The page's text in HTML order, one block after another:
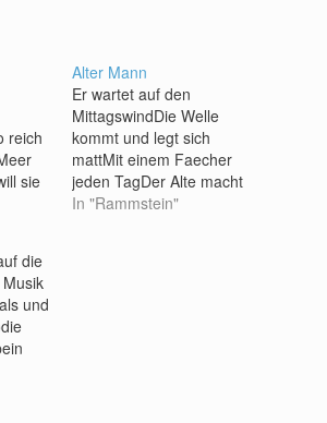
reich
sie
zu
ihn
sie
Alter Mann
Er wartet auf den
MittagswindDie Welle
kommt und legt sich
mattMit einem Faecher
jeden TagDer Alte macht
das Wasser glatt Ich werf
In "Rammstein"
die
und